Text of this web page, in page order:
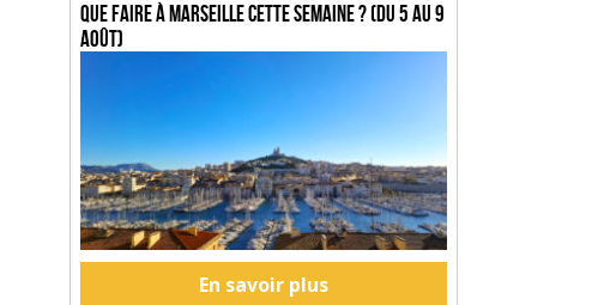
Que faire à Marseille cette semaine ? (du 5 au 9
août)
En savoir plus